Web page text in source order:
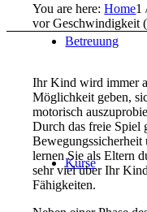
Betreuung
Kurse
You are here: Home1
vor Geschwindigkeit
Ihr Kind wird immer
Möglichkeit geben,
motorisch
Durch das freie Spiel
lernen Sie als Eltern
sehr viel über Ihr
Fähigkeiten.